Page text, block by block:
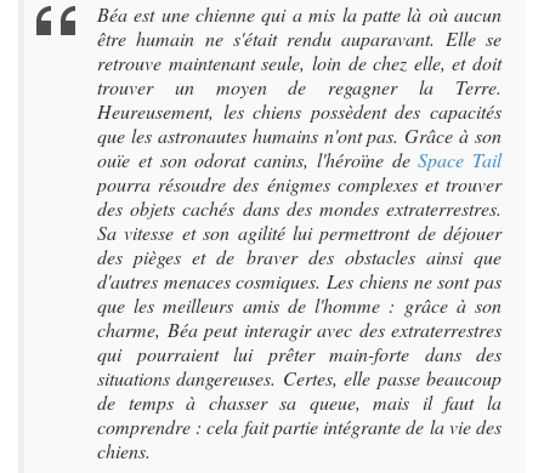
Béa est une chienne qui a mis la patte là où aucun
être humain ne s'était rendu auparavant. Elle se
retrouve maintenant seule, loin de chez elle, et doit
trouver un moyen de regagner la Terre.
Heureusement, les chiens possèdent des capacités
que les astronautes humains n'ont pas. Grâce à son
ouïe et son odorat canins, l'héroïne deSpace Tail
pourra résoudre des énigmes complexes et trouver
des objets cachés dans des mondes extraterrestres.
Sa vitesse et son agilité lui permettront de déjouer
des pièges et de braver des obstacles ainsi que
d'autres menaces cosmiques. Les chiens ne sont pas
que les meilleurs amis de l'homme : grâce à son
charme, Béa peut interagir avec des extraterrestres
qui pourraient lui prêter main-forte dans des
situations dangereuses. Certes, elle passe beaucoup
de temps à chasser sa queue, mais il faut la
comprendre : cela fait partie intégrante de la vie des
chiens.